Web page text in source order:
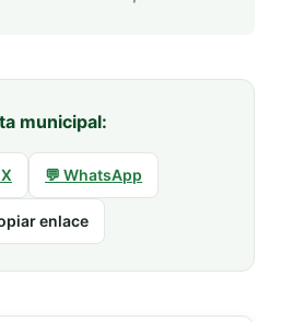
municipal:
💬 WhatsApp
enlace